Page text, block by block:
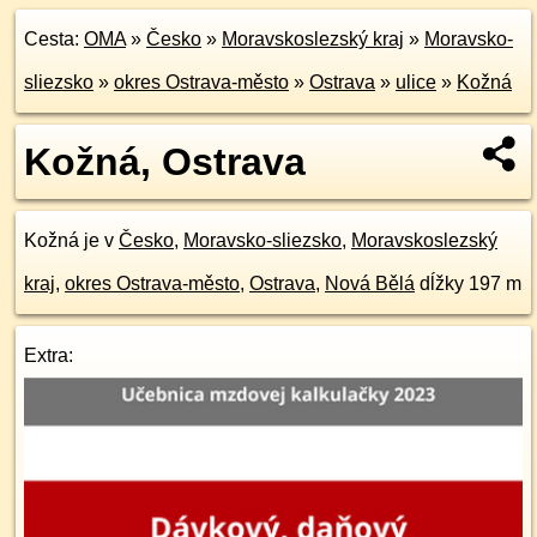
Cesta: OMA» Česko » Moravskoslezský kraj » Moravsko-
sliezsko » okres Ostrava-město » Ostrava » ulice » Kožná
Kožná, Ostrava
Kožná je v Česko, Moravsko-sliezsko, Moravskoslezský
kraj, okres Ostrava-město, Ostrava, Nová Bělá dĺžky 197 m
Extra: